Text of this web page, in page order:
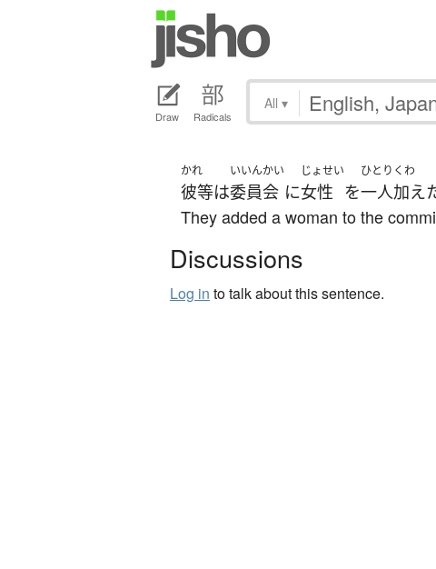
Draw Radicals
All ▾
かれ
彼等は
いいんかい
委員会 に
じょせい
女性 を
ひとり
一人
くわ
加え
They added a woman to the
Discussions
Log in to talk about this sentence.